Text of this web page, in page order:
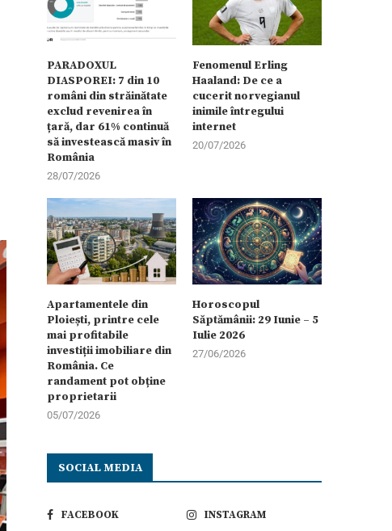
PARADOXUL
DIASPOREI: 7 din 10
români din străinătate
exclud revenirea în
țară, dar 61% continuă
să investească masiv în
România
28/07/2026
Fenomenul Erling
Haaland: De ce a
cucerit norvegianul
inimile întregului
internet
20/07/2026
Apartamentele din
Ploiești, printre cele
mai profitabile
investiții imobiliare din
România. Ce
randament pot obține
proprietarii
05/07/2026
Horoscopul
Săptămânii: 29 Iunie – 5
Iulie 2026
27/06/2026
SOCIAL MEDIA
FACEBOOK
INSTAGRAM